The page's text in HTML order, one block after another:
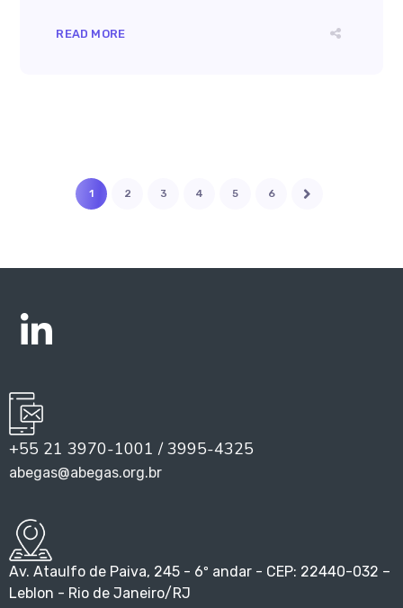
READ MORE
1 2 3 4 5 6
+55 21 3970-1001 / 3995-4325
abegas@abegas.org.br
Av. Ataulfo de Paiva, 245 - 6º andar - CEP: 22440-032 –
Leblon - Rio de Janeiro/RJ